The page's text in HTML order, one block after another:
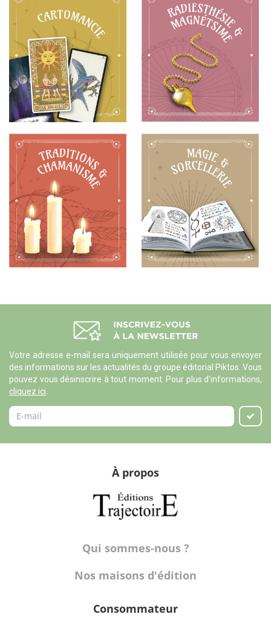
Votre adresse e-mail sera uniquement utilisée pour vous envoyer
des informations sur les actualités du groupe éditorial Piktos. Vous
pouvez vous désinscrire à tout moment. Pour plus d'informations,
cliquez ici
À propos
Qui sommes-nous ?
Nos maisons d'édition
Consommateur